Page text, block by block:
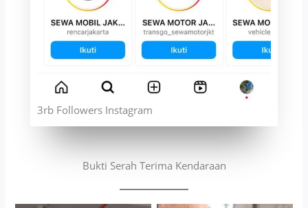
3rb Followers Instagram
Bukti Serah Terima Kendaraan